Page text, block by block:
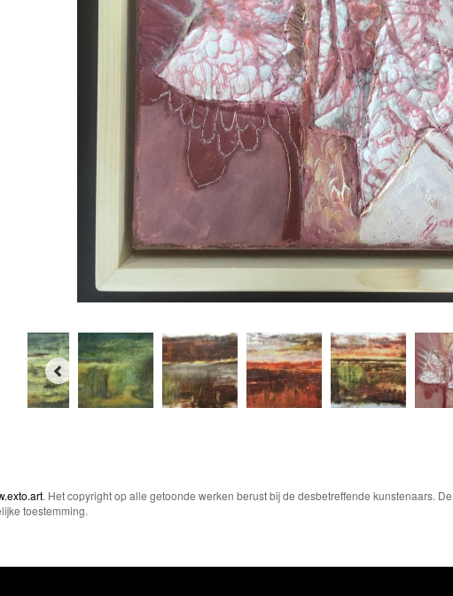
. Het copyright op alle getoonde werken berust bij de desbetreffende kunstenaars.
toestemming.